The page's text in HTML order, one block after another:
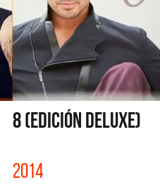
8 (EDICIÓN DELUXE)
2014